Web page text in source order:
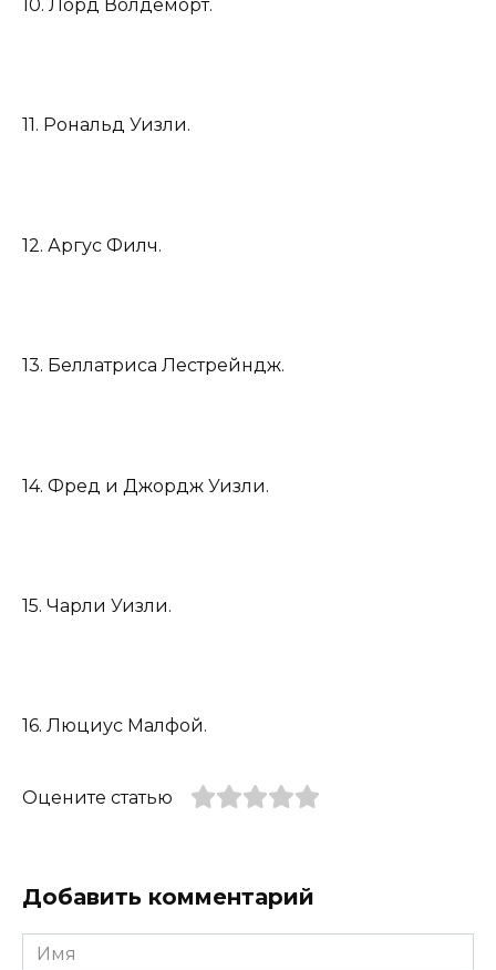
10. Лорд Волдеморт.
11. Рональд Уизли.
12. Аргус Филч.
13. Беллатриса Лестрейндж.
14. Фред и Джордж Уизли.
15. Чарли Уизли.
16. Люциус Малфой.
Оцените статью
Добавить комментарий
Имя